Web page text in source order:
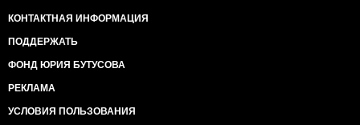
КОНТАКТНАЯ ИНФОРМАЦИЯ
ПОДДЕРЖАТЬ
ФОНД ЮРИЯ БУТУСОВА
РЕКЛАМА
УСЛОВИЯ ПОЛЬЗОВАНИЯ